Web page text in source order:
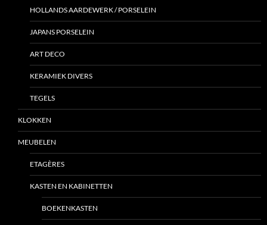
HOLLANDS AARDEWERK / PORSELEIN
JAPANS PORSELEIN
ART DECO
KERAMIEK DIVERS
TEGELS
KLOKKEN
MEUBELEN
ETAGÈRES
KASTEN EN KABINETTEN
BOEKENKASTEN